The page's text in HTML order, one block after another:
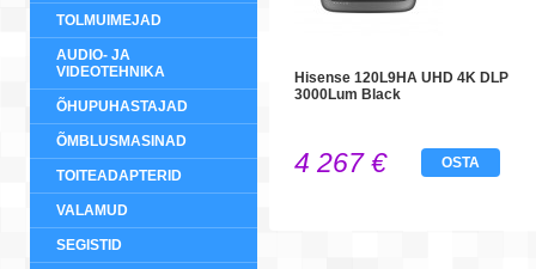
TOLMUIMEJAD
AUDIO- JA
VIDEOTEHNIKA
ÕHUPUHASTAJAD
ÕMBLUSMASINAD
TOITEADAPTERID
VALAMUD
SEGISTID
Hisense 120L9HA UHD 4K DLP
3000Lum Black
4 267 € OSTA